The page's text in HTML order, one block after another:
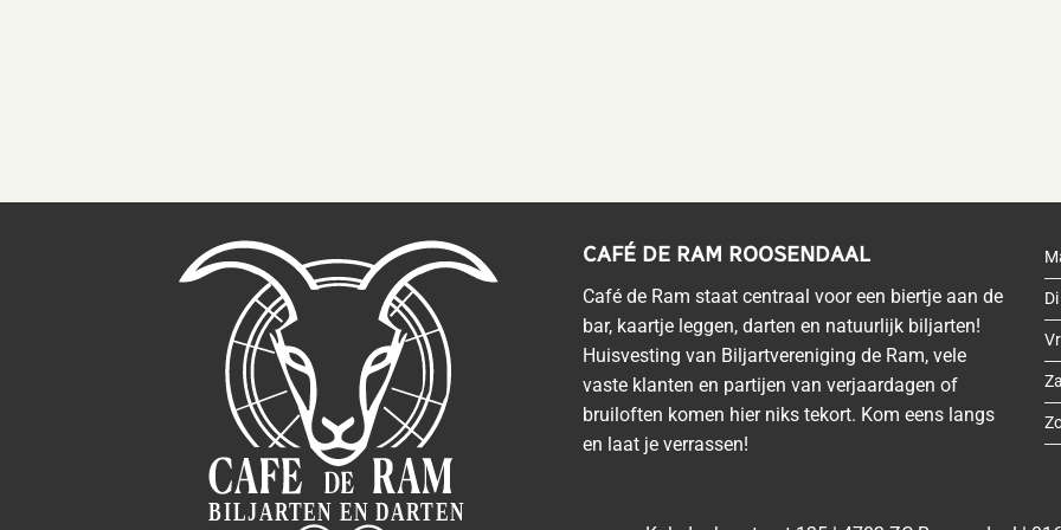
CAFÉ DE RAM ROOSENDAAL
Café de Ram staat centraal voor een biertje aan de
bar, kaartje leggen, darten en natuurlijk biljarten!
Huisvesting van Biljartvereniging de Ram, vele
vaste klanten en partijen van verjaardagen of
bruiloften komen hier niks tekort. Kom eens langs
en laat je verrassen!